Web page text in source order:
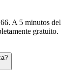
A 5 minutos del
gratuito.